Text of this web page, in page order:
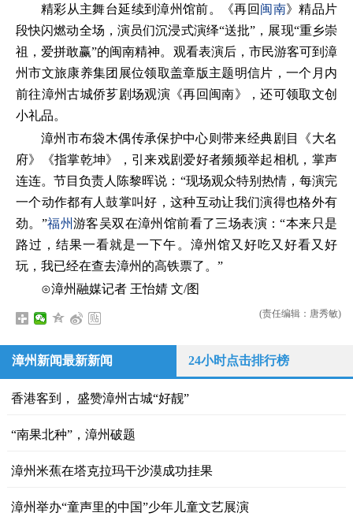
精彩从主舞台延续到漳州馆前。《再回 闽南》精品片
段快闪燃动全场，演员们沉浸式演绎“送批”，展现“重乡崇
祖，爱拼敢赢”的闽南精神。观看表演后，市民游客可到漳
州市文旅康养集团展位领取盖章版主题明信片，一个月内
前往漳州古城侨芗剧场观演《再回闽南》，还可领取文创
小礼品。
漳州市布袋木偶传承保护中心则带来经典剧目《大名
府》《指掌乾坤》，引来戏剧爱好者频频举起相机，掌声
连连。节目负责人陈黎晖说：“现场观众特别热情，每演完
一个动作都有人鼓掌叫好，这种互动让我们演得也格外有
劲。”福州游客吴双在漳州馆前看了三场表演：“本来只是
路过，结果一看就是一下午。漳州馆又好吃又好看又好
玩，我已经在查去漳州的高铁票了。”
⊙漳州融媒记者 王怡婧 文/图
(责任编辑：唐秀敏)
漳州新闻最新新闻 24小时点击排行榜
香港客到， 盛赞漳州古城“好靓”
“南果北种”，漳州破题
漳州米蕉在塔克拉玛干沙漠成功挂果
漳州举办“童声里的中国”少年儿童文艺展演